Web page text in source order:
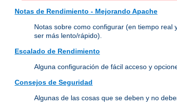
Notas de Rendimiento - Mejorando Apache
Notas sobre como configurar (en tiempo real
ser más lento/rápido).
Escalado de Rendimiento
Alguna configuración de fácil acceso y
Consejos de Seguridad
Algunas de las cosas que se deben y no